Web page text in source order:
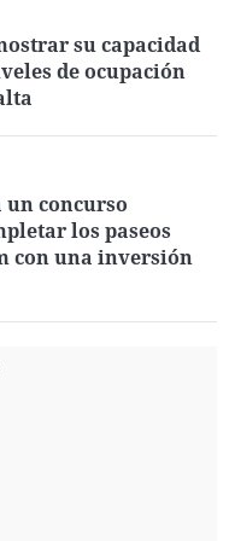
su capacidad
de ocupación
concurso
los paseos
con una inversión